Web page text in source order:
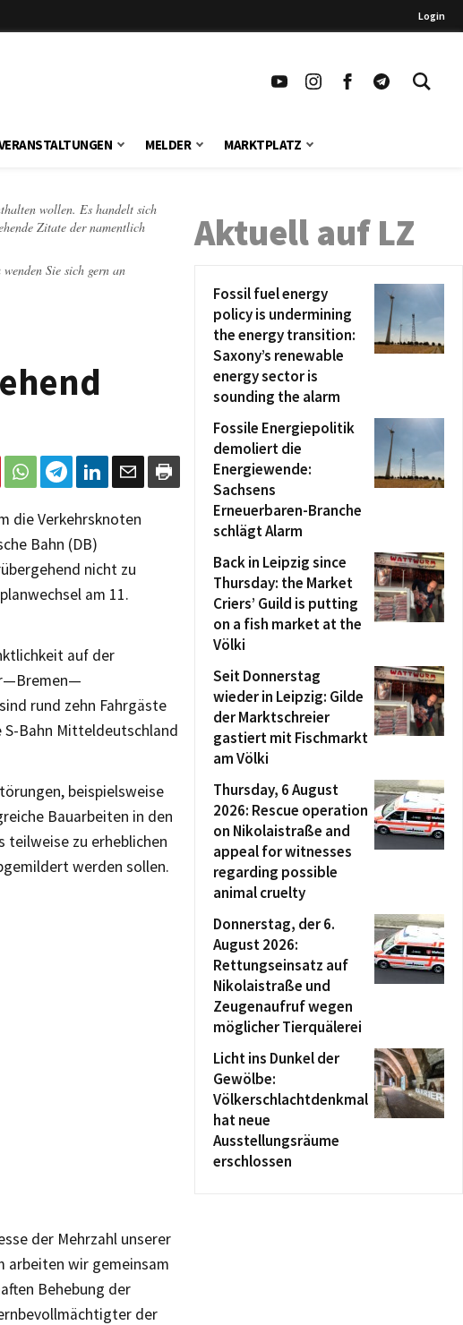
Login
MELDER MARKTPLATZ
wollen. Es handelt sich
Zitate der namentlich
Sie sich gern an
die Verkehrsknoten
Bahn (DB)
nicht zu
am 11.
auf der
rund zehn Fahrgäste
Bahn Mitteldeutschland
beispielsweise
Bauarbeiten in den
teilweise zu erheblichen
werden sollen.
der Mehrzahl unserer
arbeiten wir gemeinsam
Behebung der
der
Aktuell auf LZ
Fossil fuel energy
policy is undermining
the energy transition:
Saxony’s renewable
energy sector is
sounding the alarm
Fossile Energiepolitik
demoliert die
Energiewende:
Sachsens
Erneuerbaren-Branche
schlägt Alarm
Back in Leipzig since
Thursday: the Market
Criers’ Guild is putting
on a fish market at the
Völki
Seit Donnerstag
wieder in Leipzig: Gilde
der Marktschreier
gastiert mit Fischmarkt
am Völki
Thursday, 6 August
2026: Rescue operation
on Nikolaistraße and
appeal for witnesses
regarding possible
animal cruelty
Donnerstag, der 6.
August 2026:
Rettungseinsatz auf
Nikolaistraße und
Zeugenaufruf wegen
möglicher Tierquälerei
Licht ins Dunkel der
Gewölbe:
Völkerschlachtdenkmal
hat neue
Ausstellungsräume
erschlossen